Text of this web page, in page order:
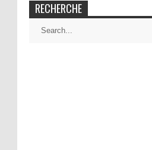
RECHERCHE